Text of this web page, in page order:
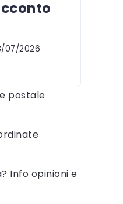
07/2026
postale
Info opinioni e